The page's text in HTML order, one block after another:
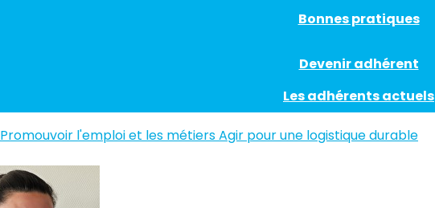
Bonnes pratiques
Devenir adhérent
Les adhérents actuels
Promouvoir l'emploi et les métiersAgir pour une logistique durable